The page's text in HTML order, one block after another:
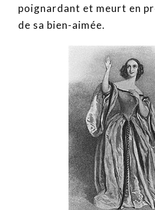
poignardant et meurt en
de sa bien-aimée.